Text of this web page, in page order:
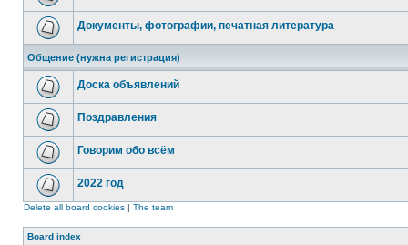
Документы, фотографии, печатная литература
Общение (нужна регистрация)
Доска объявлений
Поздравления
Говорим обо всём
2022 год
Delete all board cookies | The team
Board index